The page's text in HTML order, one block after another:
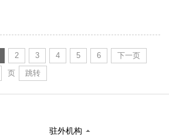
2 3 4 5 6
下一页
页 跳转
驻外机构